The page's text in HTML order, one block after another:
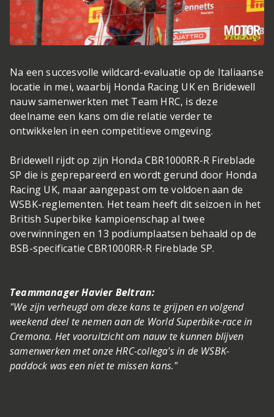
Na een succesvolle wildcard-evaluatie op de Italiaanse
locatie in mei, waarbij Honda Racing UK en Bridewell
nauw samenwerkten met Team HRC, is deze
deelname een kans om die relatie verder te
ontwikkelen in een competitieve omgeving.
Bridewell rijdt op zijn Honda CBR1000RR-R Fireblade
SP die is geprepareerd en wordt gerund door Honda
Racing UK, maar aangepast om te voldoen aan de
WSBK-reglementen. Het team heeft dit seizoen in het
British Superbike kampioenschap al twee
overwinningen en 13 podiumplaatsen behaald op de
BSB-specificatie CBR1000RR-R Fireblade SP.
Teammanager Havier Beltran:
"We zijn verheugd om deze kans te grijpen en volgend
weekend deel te nemen aan de World Superbike-race in
Cremona. Het vooruitzicht om nauw te kunnen blijven
samenwerken met onze HRC-collega's in de WSBK-
paddock was een niet te missen kans."